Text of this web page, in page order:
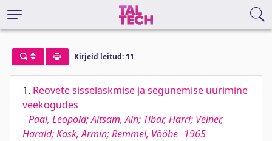
Kirjeid leitud: 11
1. Reovete sisselaskmise ja segunemise uurimine
veekogudes
Paal, Leopold; Aitsam, Ain; Tibar, Harri; Velner,
Harald; Kask, Armin; Remmel, Vööbe 1965